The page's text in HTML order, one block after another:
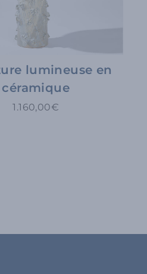
lumineuse en
céramique
1.160,00€